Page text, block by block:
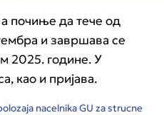
а почиње да тече од
и завршава се
2025. године. У
као и пријава.
nacelnika GU za strucne